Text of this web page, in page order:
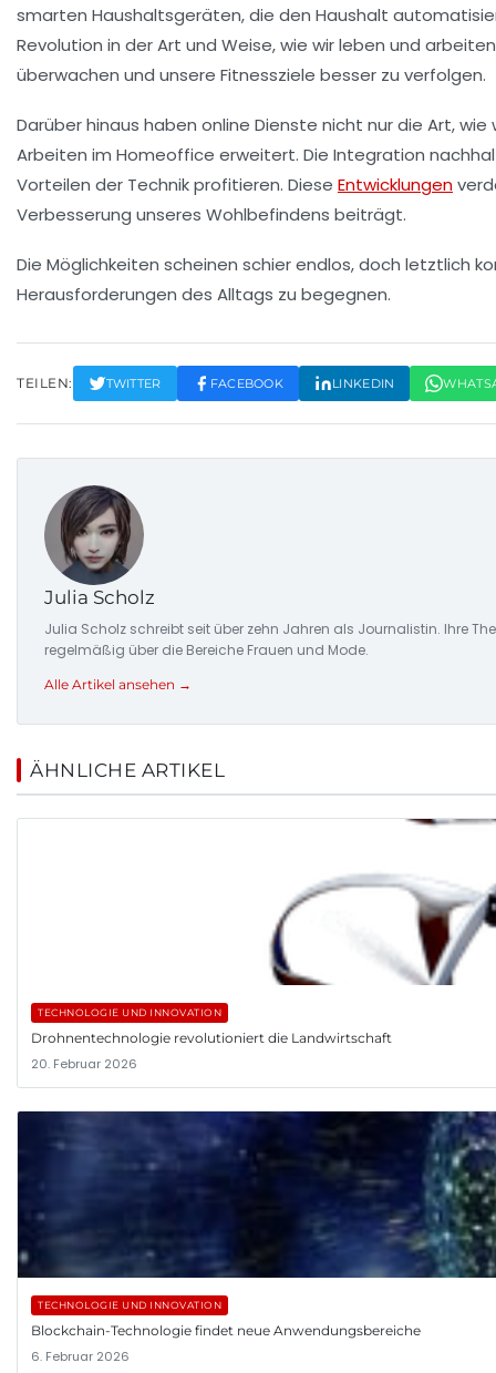
smarten Haushaltsgeräten, die den Haushalt
Revolution in der Art und Weise, wie wir leben und
überwachen und unsere Fitnessziele besser zu verfolgen.
Darüber hinaus haben online Dienste nicht nur die Art,
Arbeiten im Homeoffice erweitert. Die Integration
Vorteilen der Technik profitieren. Diese Entwicklungen
Verbesserung unseres Wohlbefindens beiträgt.
Die Möglichkeiten scheinen schier endlos, doch letztlich
Herausforderungen des Alltags zu begegnen.
TEILEN: TWITTER FACEBOOK LINKEDIN
Julia Scholz
Julia Scholz schreibt seit über zehn Jahren als Journalistin. Ihre
regelmäßig über die Bereiche Frauen und Mode.
Alle Artikel ansehen →
ÄHNLICHE ARTIKEL
TECHNOLOGIE UND INNOVATION
Drohnentechnologie revolutioniert die Landwirtschaft
20. Februar 2026
TECHNOLOGIE UND INNOVATION
Blockchain-Technologie findet neue Anwendungsbereiche
6. Februar 2026